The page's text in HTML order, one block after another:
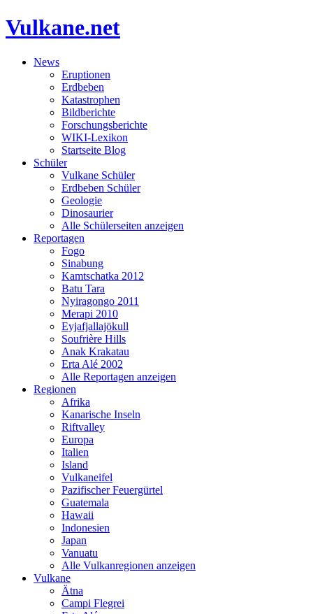
Vulkane.net
News
Eruptionen
Erdbeben
Katastrophen
Bildberichte
Forschungsberichte
WIKI-Lexikon
Startseite Blog
Schüler
Vulkane Schüler
Erdbeben Schüler
Geologie
Dinosaurier
Alle Schülerseiten anzeigen
Reportagen
Fogo
Sinabung
Kamtschatka 2012
Batu Tara
Nyiragongo 2011
Merapi 2010
Eyjafjallajökull
Soufrière Hills
Anak Krakatau
Erta Alé 2002
Alle Reportagen anzeigen
Regionen
Afrika
Kanarische Inseln
Riftvalley
Europa
Italien
Island
Vulkaneifel
Pazifischer Feuergürtel
Guatemala
Hawaii
Indonesien
Japan
Vanuatu
Alle Vulkanregionen anzeigen
Vulkane
Ätna
Campi Flegrei